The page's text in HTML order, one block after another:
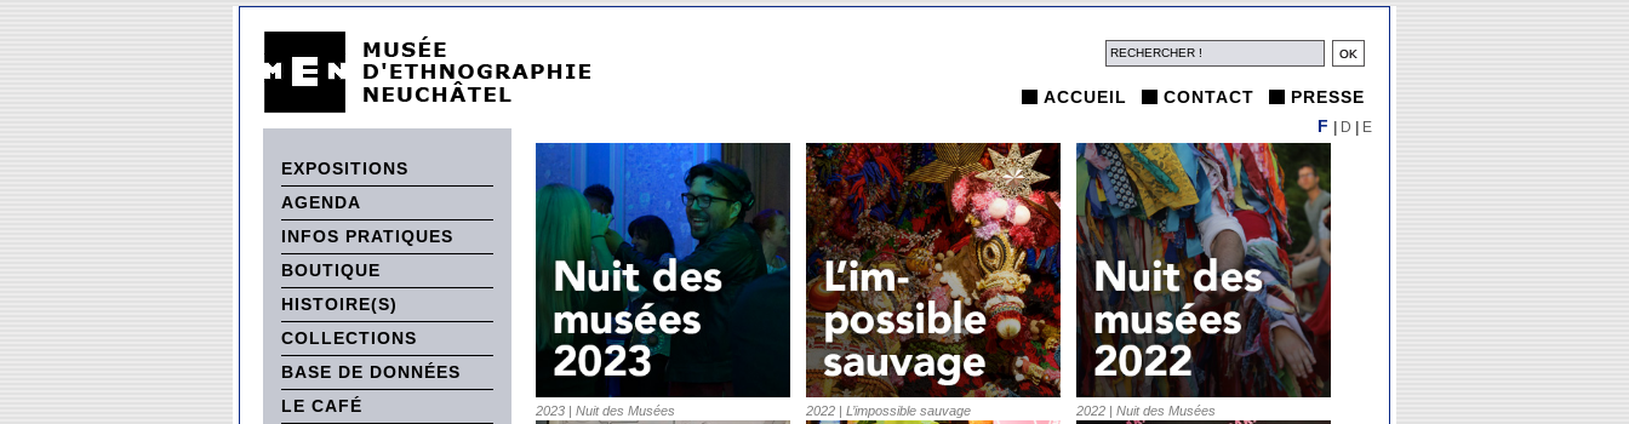
ACCUEIL CONTACT PRESSE
EXPOSITIONS
AGENDA
INFOS PRATIQUES
BOUTIQUE
HISTOIRE(S)
COLLECTIONS
BASE DE DONNÉES
LE CAFÉ
2023 | Nuit des Musées 2022 | L’impossible sauvage 2022 | Nuit des Musées
F D E